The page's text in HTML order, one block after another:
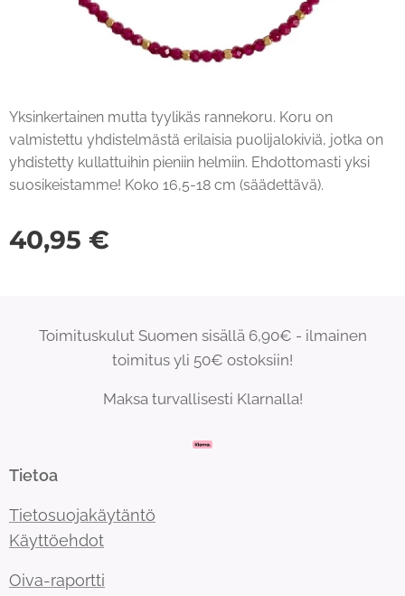
Yksinkertainen mutta tyylikäs rannekoru. Koru on
valmistettu yhdistelmästä erilaisia ​​puolijalokiviä, jotka on
yhdistetty kullattuihin pieniin helmiin. Ehdottomasti yksi
suosikeistamme! Koko 16,5-18 cm (säädettävä).
40,95 €
Toimituskulut Suomen sisällä 6,90€ - ilmainen
toimitus yli 50€ ostoksiin!
Maksa turvallisesti Klarnalla!
Tietoa
Tietosuojakäytäntö
Käyttöehdot
Oiva-raportti